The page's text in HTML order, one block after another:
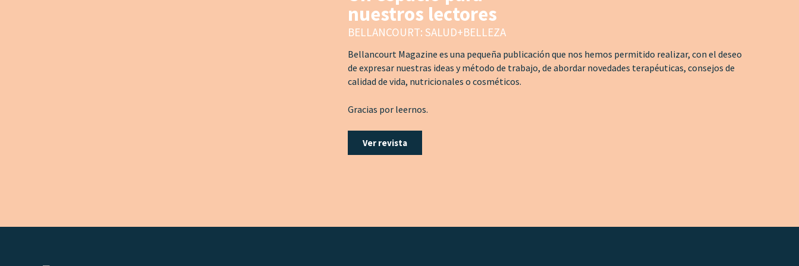
nuestros lectores
BELLANCOURT: SALUD+BELLEZA
Bellancourt Magazine es una pequeña publicación que nos hemos permitido realizar, con el deseo
de expresar nuestras ideas y método de trabajo, de abordar novedades terapéuticas, consejos de
calidad de vida, nutricionales o cosméticos.
Gracias por leernos.
Ver revista